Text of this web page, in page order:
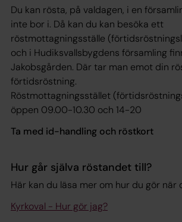
Du kan rösta, på valdagen, i en
inte bor i. Då kan du kan besöka ett
röstmottagningsställe
och i Hudiksvallsbygdens församling
Jakobsgården. Där tar man emot din
förtidsröstning.
Röstmottagningsstället
öppen 09.00-10.30 och 14-20
Ta med id-handling och röstkort
Hur går själva röstandet till?
Här kan du läsa mer om hur du gör när
Kyrkoval - Hur gör jag?